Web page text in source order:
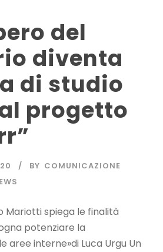
del
diventa
di studio
progetto
BY COMUNICAZIONE
Mariotti spiega le finalità
potenziare la
aree interne»di Luca Urgu Un